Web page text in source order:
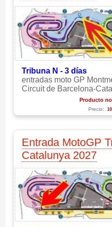
Tribuna N - 3 días
entradas moto GP
Circuit de Barcelona-
Producto
Precio:
Entrada MotoGP
Catalunya 2027